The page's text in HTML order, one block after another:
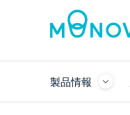
製品情報